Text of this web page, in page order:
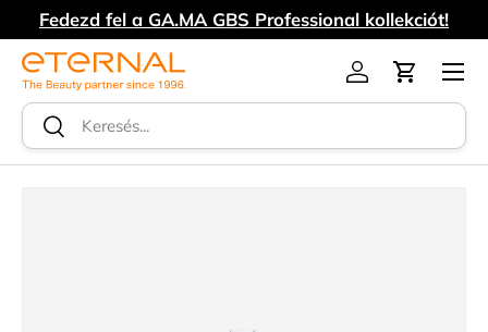
UGRÁS A TARTALOMRA
Fedezd fel a GA.MA GBS Professional kollekciót!
Keresés
Keresés
Log inKosár
Menü